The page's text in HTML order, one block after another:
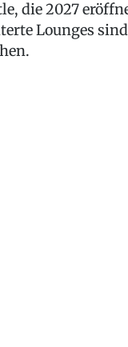
die 2027
Lounges sind